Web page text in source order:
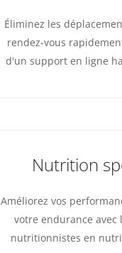
Éliminez les
rendez-vous
d'un support en ligne
Nutrition
Améliorez vos
votre endurance avec
nutritionnistes en